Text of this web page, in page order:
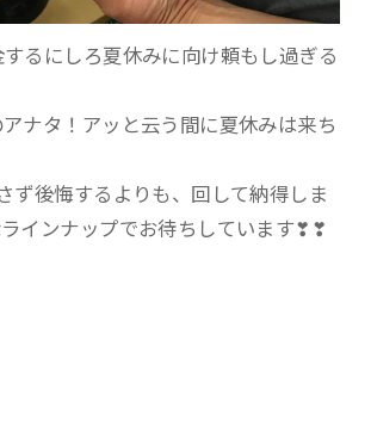
るにしろ夏休みに向け頼もし過ぎる
ナタ！アッと云う間に夏休みは来ち
ず後悔するよりも、回して納得しま
インナップでお待ちしています❣❣